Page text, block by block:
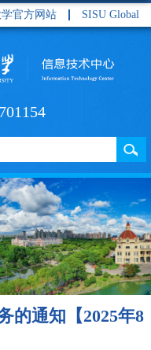
官方网站 SISU Global
的通知【2025年8